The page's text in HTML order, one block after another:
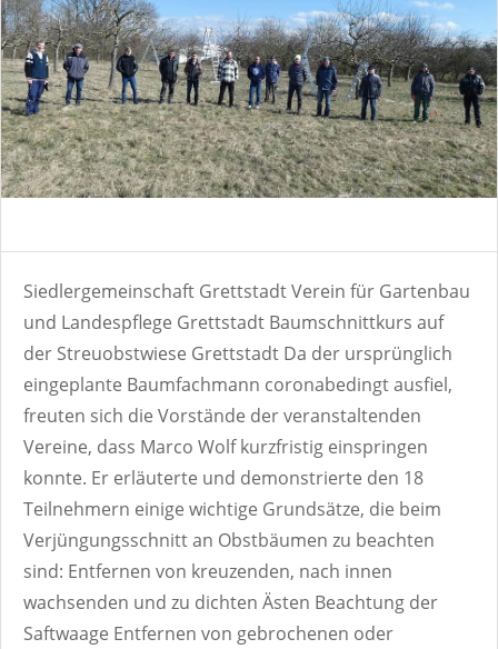
Siedlergemeinschaft Grettstadt Verein für Gartenbau
und Landespflege Grettstadt Baumschnittkurs auf
der Streuobstwiese Grettstadt Da der ursprünglich
eingeplante Baumfachmann coronabedingt ausfiel,
freuten sich die Vorstände der veranstaltenden
Vereine, dass Marco Wolf kurzfristig einspringen
konnte. Er erläuterte und demonstrierte den 18
Teilnehmern einige wichtige Grundsätze, die beim
Verjüngungsschnitt an Obstbäumen zu beachten
sind: Entfernen von kreuzenden, nach innen
wachsenden und zu dichten Ästen Beachtung der
Saftwaage Entfernen von gebrochenen oder